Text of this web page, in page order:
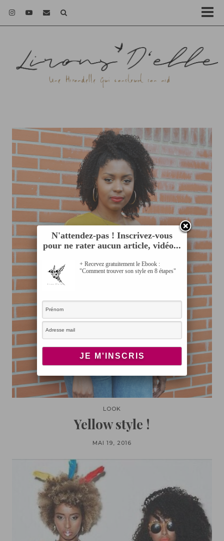
LOOK
Yellow style !
MAI 19, 2016
N'attendez-pas ! Inscrivez-vous
pour ne rater aucun article, vidéo...
+ Recevez gratuitement le Ebook :
"Comment trouver son style en 8 étapes"